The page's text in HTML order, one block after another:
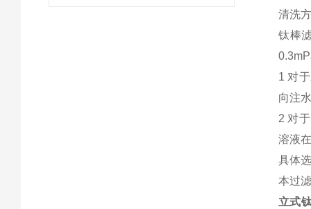
清洗
钛棒
1 对
向注
2 对
溶液
具体
本过
立式